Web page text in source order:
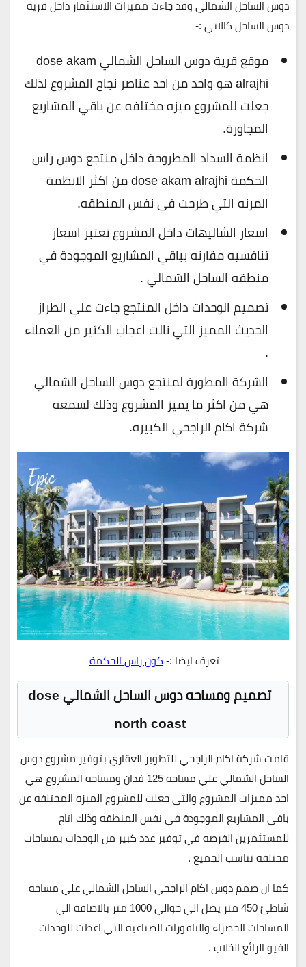
دوس الساحل الشمالي وقد جاءت مميزات الاستثمار داخل قرية
دوس الساحل كالاتي :-
موقع قرية دوس الساحل الشمالي dose akam
alrajhi هو واحد من احد عناصر نجاح المشروع لذلك
جعلت للمشروع ميزه مختلفه عن باقي المشاريع
المجاورة.
انظمة السداد المطروحة داخل منتجع دوس راس
الحكمة dose akam alrajhi من اكثر الانظمة
المرنه التي طرحت في نفس المنطقه.
اسعار الشاليهات داخل المشروع تعتبر اسعار
تنافسيه مقارنه بباقي المشاريع الموجودة في
منطقه الساحل الشمالي .
تصميم الوحدات داخل المنتجع جاءت علي الطراز
الحديث المميز التي نالت اعجاب الكثير من العملاء
.
الشركة المطورة لمنتجع دوس الساحل الشمالي
هي من اكثر ما يميز المشروع وذلك لسمعه
شركة اكام الراجحي الكبيره.
تعرف ايضا :-كون راس الحكمة
تصميم ومساحه دوس الساحل الشمالي dose
north coast
قامت شركة اكام الراجحي للتطوير العقاري بتوفير مشروع دوس
الساحل الشمالي علي مساحه
ومساحه المشروع هي
احد مميزات المشروع والتي جعلت للمشروع الميزه المختلفه عن
باقي المشاريع الموجودة في نفس المنطقه وذلك اتاح
للمستثمرين الفرصه في توفير عدد كبير من الوحدات بمساحات
مختلفه تناسب الجميع .
كما ان صمم دوس اكام الراجحي الساحل الشمالي علي مساحه
شاطئ450 متر يصل الي حوالي 1000 متر
بالاضافه الي
المساحات الخضراء والنافورات الصناعيه التي اعطت للوحدات
الفيو الرائع الخلاب .